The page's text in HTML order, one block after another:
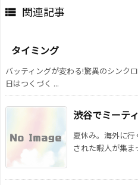
 関連記事
タイミング
バッティングが変わる!驚異のシンク
日はつくづく ...
渋谷でミーテ
夏休み。海外に
された暇人が集ま